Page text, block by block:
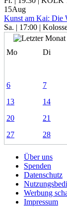
15Aug
Kunst am Kai: Die
Sa. | 17:00 |
Mo
Di
6
7
13
14
20
21
27
28
Über uns
Spenden
Datenschutz
Werbung
Impressum